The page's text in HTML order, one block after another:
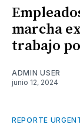
marcha
trabajo
ADMIN USER
junio 12, 2024
REPORTE